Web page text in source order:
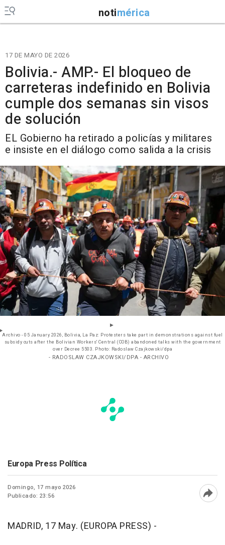
notimérica
17 DE MAYO DE 2026
Bolivia.- AMP.- El bloqueo de
carreteras indefinido en Bolivia
cumple dos semanas sin visos
de solución
EL Gobierno ha retirado a policías y militares
e insiste en el diálogo como salida a la crisis
Archivo - 05 January 2026, Bolivia, La Paz: Protesters take part in demonstrations against fuel
subsidy cuts after the Bolivian Workers' Central (COB) abandoned talks with the government
over Decree 5503. Photo: Radoslaw Czajkowski/dpa
- RADOSLAW CZAJKOWSKI/DPA - ARCHIVO
Europa Press Política
Domingo, 17 mayo 2026
Publicado: 23:56
MADRID, 17 May. (EUROPA PRESS) -